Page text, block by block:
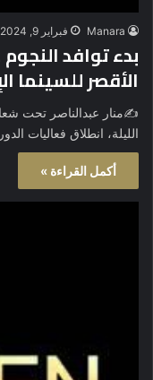
Manara فبراير 9, 2024
بدء توافد
الأقصر للسينما
✍️منار عبدالناصر تحت
الليلة، انطلاق فعاليات الدورة الـ 13 من مهرجان
أكمل القراءة »